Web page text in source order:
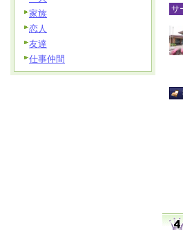
サ
家族
恋人
友達
仕事仲間